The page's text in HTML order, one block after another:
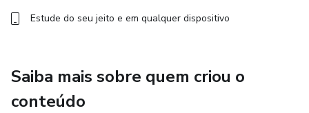
incentivados, 2) mais de R$ 500 mil captados nesse
com questões sobre: Mecanismos, Leias, Captação de
Recursos, Planejamento, Execução de Campanhas,
Estude do seu jeito e em qualquer dispositivo
Saiba mais sobre quem criou o
conteúdo